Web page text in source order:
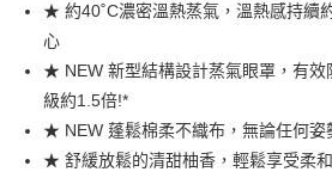
街口支付
悠遊付
Google Pay
★ 約40˚C濃密溫熱蒸氣，溫熱感持續
心
★ NEW 新型結構設計蒸氣眼罩，有效
級約1.5倍!*
★ NEW 蓬鬆棉柔不織布，無論任何姿
★ 舒緩放鬆的清甜柚香，輕鬆享受柔